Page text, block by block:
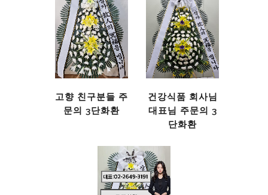
고향 친구분들 주
문의 3단화환
건강식품 회사님
대표님 주문의 3
단화환